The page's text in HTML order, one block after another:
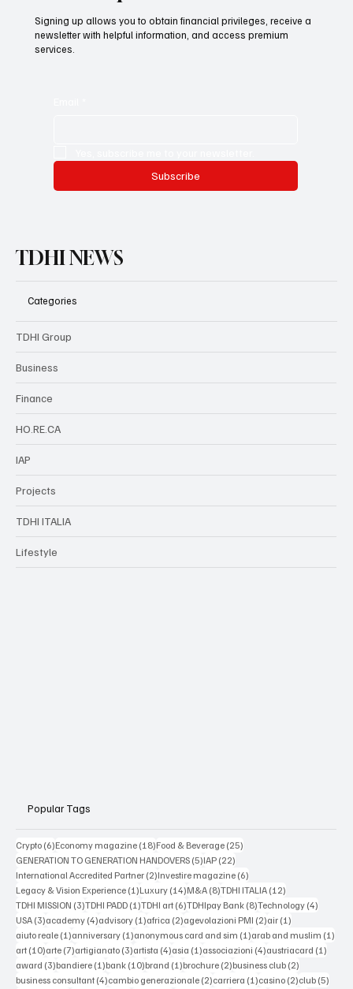
Signing up allows you to obtain financial privileges, receive a
newsletter with helpful information, and access premium
services.
Subscribe
TDHI NEWS
Categories
TDHI Group
Business
Finance
HO.RE.CA
IAP
Projects
TDHI ITALIA
Lifestyle
Popular Tags
Crypto (6)6 posts
Economy magazine (18)18 posts
Food & Beverage (25)25 posts
GENERATION TO GENERATION HANDOVERS (5)5 posts
IAP (22)22 posts
International Accredited Partner (2)2 posts
Investire magazine (6)6 posts
Legacy & Vision Experience (1)1 post
Luxury (14)14 posts
M&A (8)8 posts
TDHI ITALIA (12)12 posts
TDHI MISSION (3)3 posts
TDHI PADD (1)1 post
TDHI art (6)6 posts
TDHIpay Bank (8)8 posts
Technology (4)4 posts
USA (3)3 posts
academy (4)4 posts
advisory (1)1 post
africa (2)2 posts
agevolazioni PMI (2)2 posts
air (1)1 post
aiuto reale (1)1 post
anniversary (1)1 post
anonymous card and sim (1)1 post
arab and muslim (1)1
art (10)10 posts
arte (7)7 posts
artigianato (3)3 posts
artista (4)4 posts
asia (1)1 post
associazioni (4)4 posts
austriacard (1)1 post
award (3)3 posts
bandiere (1)1 post
bank (10)10 posts
brand (1)1 post
brochure (2)2 posts
business club (2)2 posts
business consultant (4)4 posts
cambio generazionale (2)2 posts
carriera (1)1 post
casino (2)2 posts
club (5)5